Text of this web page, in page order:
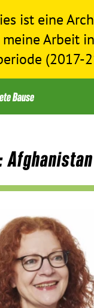
ist eine
Arbeit
(2017-
2021
für
Afghanistan